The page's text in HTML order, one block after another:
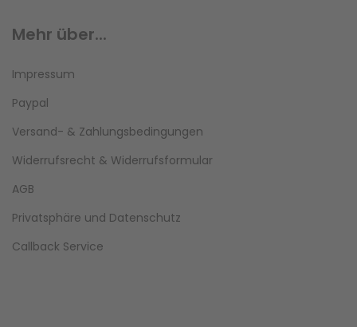
Mehr über...
Impressum
Paypal
Versand- & Zahlungsbedingungen
Widerrufsrecht & Widerrufsformular
AGB
Privatsphäre und Datenschutz
Callback Service